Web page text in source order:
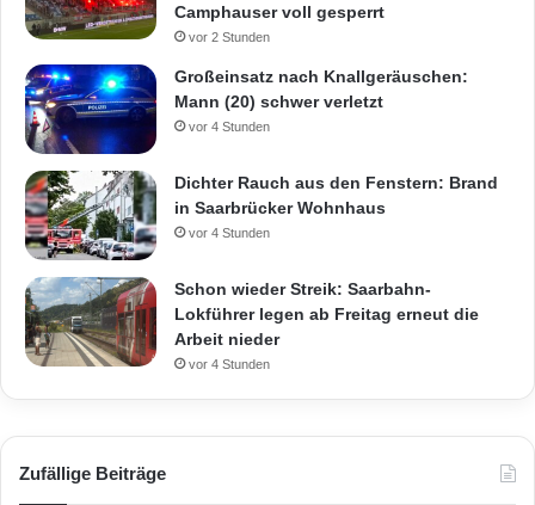
Camphauser voll gesperrt
vor 2 Stunden
Großeinsatz nach Knallgeräuschen:
Mann (20) schwer verletzt
vor 4 Stunden
Dichter Rauch aus den Fenstern: Brand
in Saarbrücker Wohnhaus
vor 4 Stunden
Schon wieder Streik: Saarbahn-
Lokführer legen ab Freitag erneut die
Arbeit nieder
vor 4 Stunden
Zufällige Beiträge